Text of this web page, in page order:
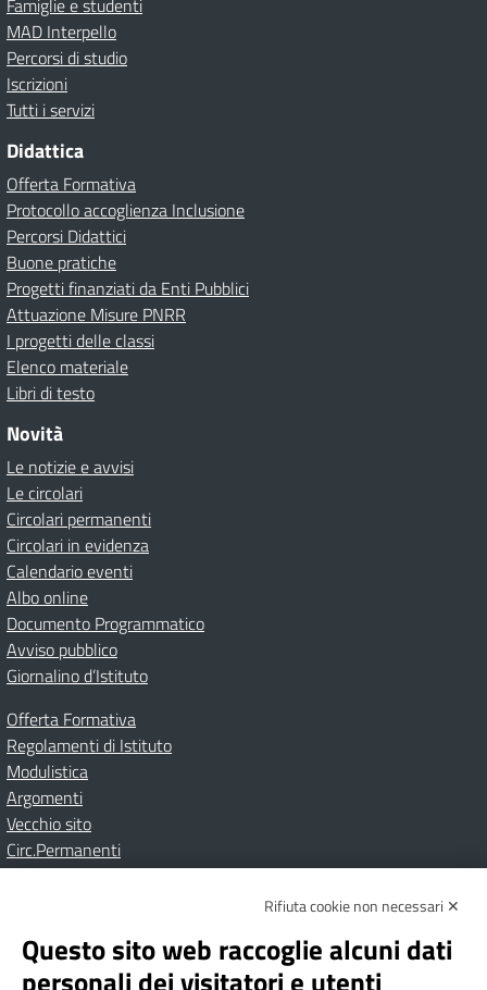
Famiglie e studenti
MAD Interpello
Percorsi di studio
Iscrizioni
Tutti i servizi
Didattica
Offerta Formativa
Protocollo accoglienza Inclusione
Percorsi Didattici
Buone pratiche
Progetti finanziati da Enti Pubblici
Attuazione Misure PNRR
I progetti delle classi
Elenco materiale
Libri di testo
Novità
Le notizie e avvisi
Le circolari
Circolari permanenti
Circolari in evidenza
Calendario eventi
Albo online
Documento Programmatico
Avviso pubblico
Giornalino d’Istituto
Offerta Formativa
Regolamenti di Istituto
Modulistica
Argomenti
Vecchio sito
Circ.Permanenti
Albo onlinePrivacy Policy
Dichiarazione di accessibilità
Note Legali
Rifiuta cookie non necessari ✕
Questo sito web raccoglie alcuni dati